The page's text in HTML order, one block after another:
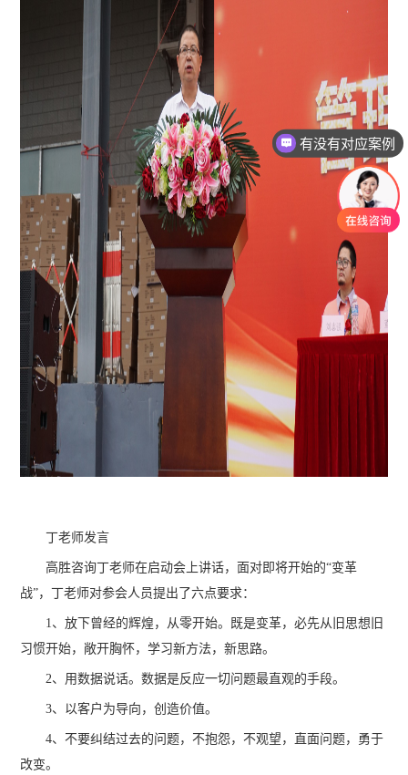
丁老师发言
高胜咨询丁老师在启动会上讲话，面对即将开始的“变革
战”，丁老师对参会人员提出了六点要求：
1、放下曾经的辉煌，从零开始。既是变革，必先从旧思想旧
习惯开始，敞开胸怀，学习新方法，新思路。
2、用数据说话。数据是反应一切问题最直观的手段。
3、以客户为导向，创造价值。
4、不要纠结过去的问题，不抱怨，不观望，直面问题，勇于
改变。
有没有对应案例
老师可以上面拜访吗？